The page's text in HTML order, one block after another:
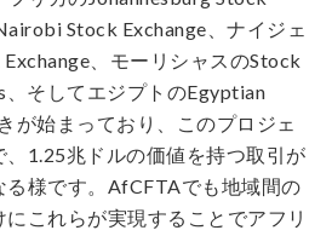
Stock Exchange、ナイジェ
、モーリシャスのStock
そしてエジプトのEgyptian
が始まっており、このプロジェ
、1.25兆ドルの価値を持つ取引が
る様です。AfCFTAでも地域間の
これらが実現することでアフリ